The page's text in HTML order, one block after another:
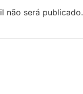
não será publicado.